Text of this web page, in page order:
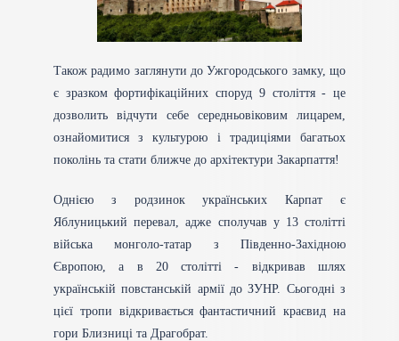
Також радимо заглянути до Ужгородського замку, що
є зразком фортифікаційних споруд 9 століття - це
дозволить відчути себе середньовіковим лицарем,
ознайомитися з культурою і традиціями багатьох
поколінь та стати ближче до архітектури Закарпаття!
Однією з родзинок українських Карпат є
Яблуницький перевал, адже сполучав у 13 столітті
війська монголо-татар з Південно-Західною
Європою, а в 20 столітті - відкривав шлях
українській повстанській армії до ЗУНР. Сьогодні з
цієї тропи відкривається фантастичний краєвид на
гори Близниці та Драгобрат.